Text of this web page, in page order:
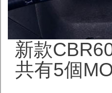
新款
共有5個